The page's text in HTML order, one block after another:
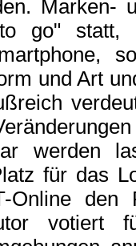
Marken-
go" statt,
und Art
werden
für das
Online den
votiert